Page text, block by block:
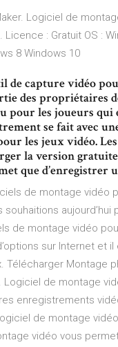
Logiciel de
: Gratuit OS :
8 Windows 10
de capture vidéo
des propriétaires
pour les joueurs
se fait avec
les jeux vidéo.
la version
que d’enregistrer
de montage vidéo
souhaitions
de montage vidéo
sur Internet et
Télécharger Montage
Logiciel de montage
enregistrements
de montage
vidéo vous